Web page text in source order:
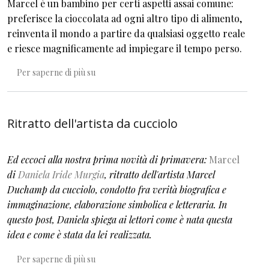
Marcel è un bambino per certi aspetti assai comune:
preferisce la cioccolata ad ogni altro tipo di alimento,
reinventa il mondo a partire da qualsiasi oggetto reale
e riesce magnificamente ad impiegare il tempo perso.
Per saperne di più su
Ritratto dell'artista da cucciolo
Ed eccoci alla nostra prima novità di primavera: Marcel
di Daniela Iride Murgia, ritratto dell'artista Marcel
Duchampda cucciolo, condotto fra verità biografica e
immaginazione, elaborazione simbolica e letteraria. In
questo post, Daniela spiega ai lettori come è nata questa
idea e come è stata da lei realizzata.
Per saperne di più su